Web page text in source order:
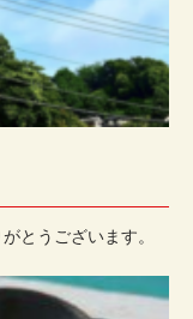
とうございます。